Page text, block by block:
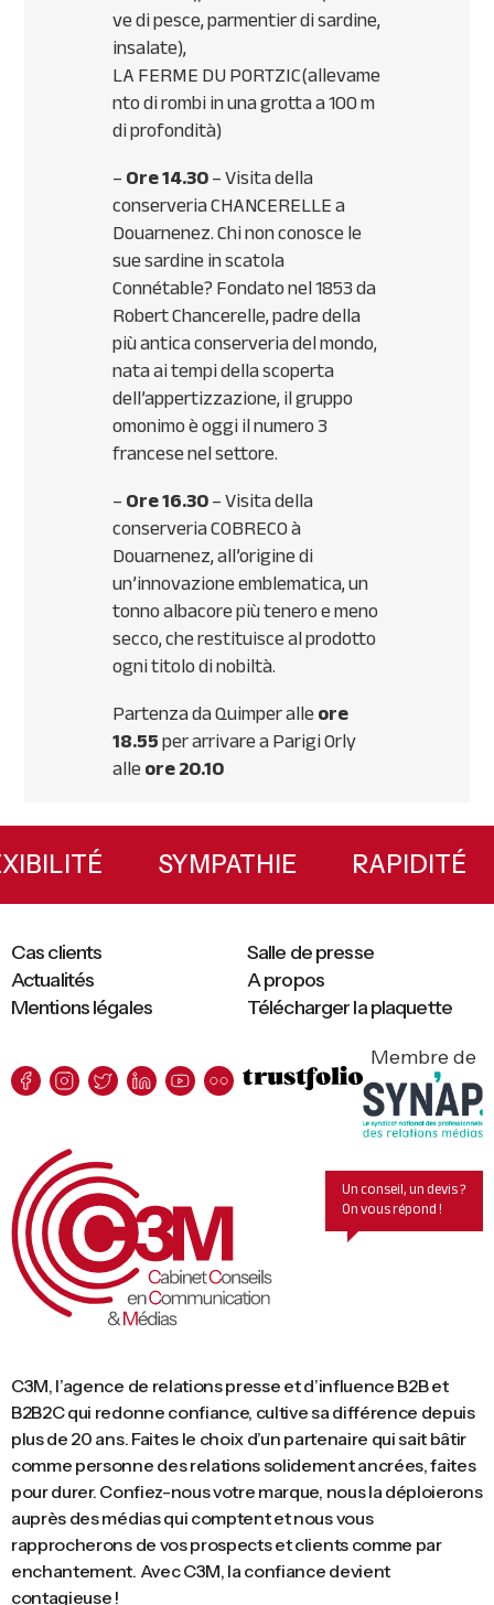
ve di pesce, parmentier di sardine,
insalate),
LAFERMEDUPORTZIC(allevame
nto di rombi in una grotta a 100 m
di profondità)
–Ore 14.30– Visita della
conserveriaCHANCERELLEa
Douarnenez. Chi non conosce le
sue sardine in scatola
Connétable? Fondato nel 1853 da
Robert Chancerelle, padre della
più antica conserveria del mondo,
nata ai tempi della scoperta
dell’appertizzazione, il gruppo
omonimo è oggi il numero 3
francese nel settore.
–Ore 16.30– Visita della
conserveriaCOBRECOà
Douarnenez, all’origine di
un’innovazione emblematica, un
tonno albacore più tenero e meno
secco, che restituisce al prodotto
ogni titolo di nobiltà.
Partenza da Quimper alleore
18.55per arrivare a Parigi Orly
alleore 20.10
Primary
Sidebar
SYMPATHIE
C3M, l’agence de relations presse et d’influence B2B et
B2B2C qui redonne confiance, cultive sa différence depuis
plus de 20 ans. Faites le choix d’un partenaire qui sait bâtir
comme personne des relations solidement ancrées, faites
pour durer. Confiez-nous votre marque, nous la déploierons
auprès des médias qui comptent et nous vous
rapprocherons de vos prospects et clients comme par
enchantement. Avec C3M, la confiance devient
contagieuse !
Mentions légales Télécharger la plaquette
Cas clients
Salle de presse
Actualités
A propos
Membre de
Un conseil, un devis ?
On vous répond !